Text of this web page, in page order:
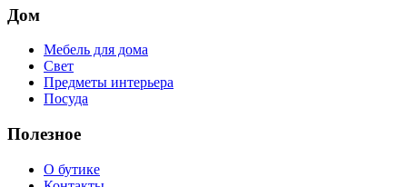
Дом
Мебель для дома
Свет
Предметы интерьера
Посуда
Полезное
О бутике